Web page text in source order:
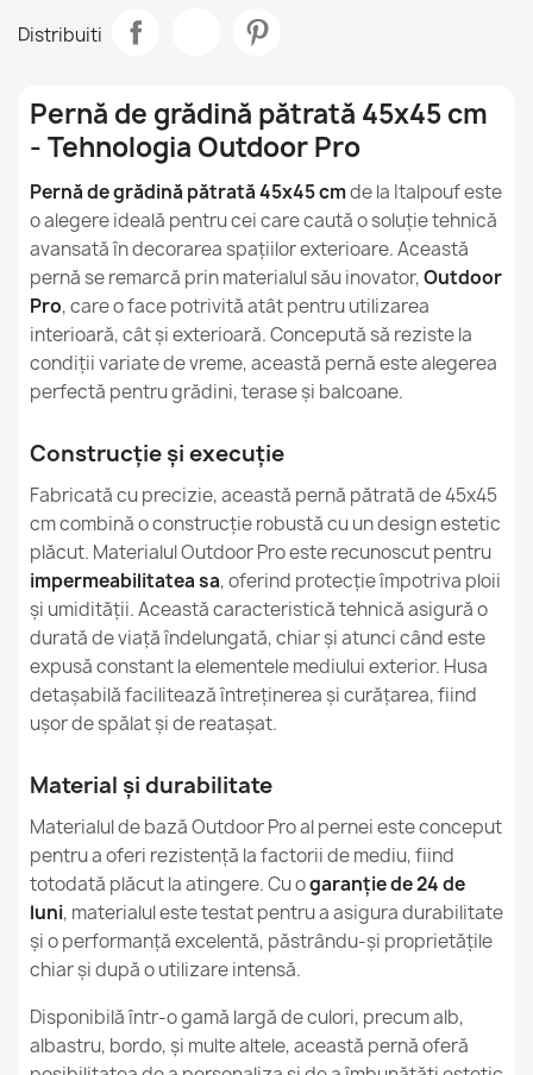
Cum să curățați și să îngrijiți beanbags din nailon?
Pot fi folosite beanbags din nailon atât în interiorul
cât și în exteriorul casei?
Sunt fotolii puf din nailon siguri pentru copii?
Mărime
Utilizare Prevăzută Interior Și Exterior
Husă Detașabilă
Garanție Material 24 Luni
Familie Poduszka-Kw-Ogrodowa
Referinte specifice
MPN 559
Conditie Nou
Distribuiti
Pernă de grădină pătrată 45x45 cm
- Tehnologia Outdoor Pro
Pernă de grădină pătrată 45x45 cmde la Italpouf este
o alegere ideală pentru cei care caută o soluție tehnică
avansată în decorarea spațiilor exterioare. Această
pernă se remarcă prin materialul său inovator,Outdoor
Pro, care o face potrivită atât pentru utilizarea
interioară, cât și exterioară. Concepută să reziste la
condiții variate de vreme, această pernă este alegerea
perfectă pentru grădini, terase și balcoane.
Construcție și execuție
Fabricată cu precizie, această pernă pătrată de 45x45
cm combină o construcție robustă cu un design estetic
plăcut. Materialul Outdoor Pro este recunoscut pentru
impermeabilitatea sa, oferind protecție împotriva ploii
și umidității. Această caracteristică tehnică asigură o
durată de viață îndelungată, chiar și atunci când este
expusă constant la elementele mediului exterior. Husa
detașabilă facilitează întreținerea și curățarea, fiind
ușor de spălat și de reatașat.
Material și durabilitate
Materialul de bază Outdoor Pro al pernei este conceput
pentru a oferi rezistență la factorii de mediu, fiind
totodată plăcut la atingere. Cu ogaranție de 24 de
luni, materialul este testat pentru a asigura durabilitate
și o performanță excelentă, păstrându-și proprietățile
chiar și după o utilizare intensă.
Disponibilă într-o gamă largă de culori, precum alb,
albastru, bordo, și multe altele, această pernă oferă